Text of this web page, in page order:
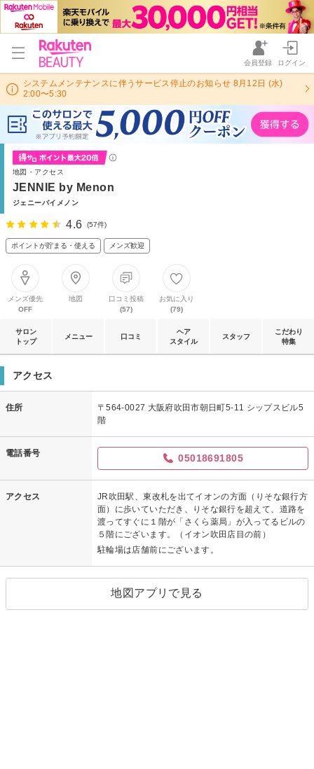
会員登録 ログイン
システムメンテナンスに伴うサービス停止のお知らせ 8月12日 (水)
2:00〜5:30
地図・アクセス
JENNIE by Menon
ジェニーバイメノン
4.6 (57件)
ポイントが貯まる・使える メンズ歓迎
メンズ優先
OFF
地図
口コミ投稿
(57)
お気に入り
(79)
サロン
トップ
メニュー 口コミ
ヘア
スタイル
スタッフ
こだわり
特集
アクセス
住所
〒564-0027 大阪府吹田市朝日町5-11 シップスビル5
階
電話番号 05018691805
アクセス
JR吹田駅、東改札を出てイオンの方面（りそな銀行方
面）に歩いていただき、りそな銀行を超えて、道路を
渡ってすぐに１階が「さくら薬局」が入ってるビルの
５階にございます。（イオン吹田店目の前）
駐輪場は店舗前にございます。
地図アプリで見る